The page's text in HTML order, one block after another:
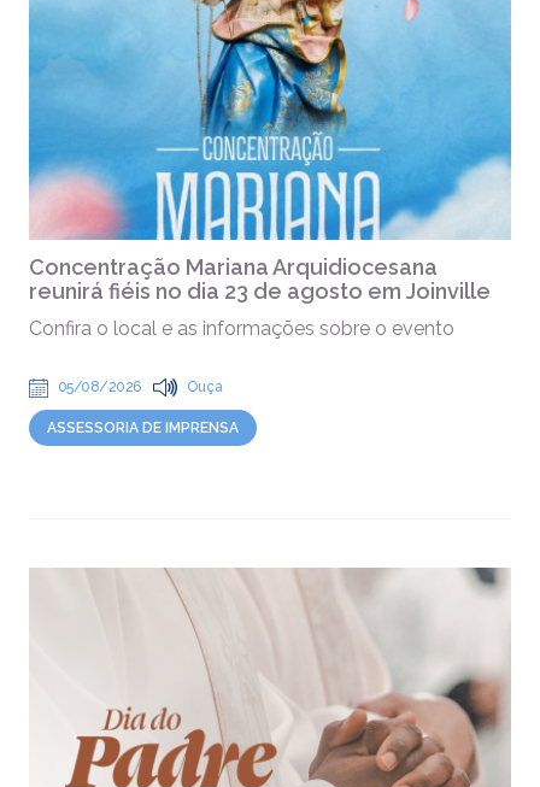
Concentração Mariana Arquidiocesana
reunirá fiéis no dia 23 de agosto em Joinville
Confira o local e as informações sobre o evento
05/08/2026 Ouça
ASSESSORIA DE IMPRENSA